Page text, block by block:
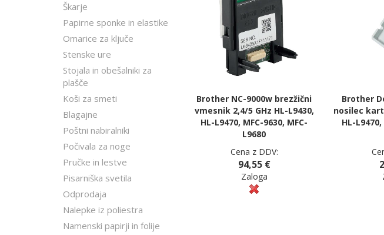
Škarje
Papirne sponke in elastike
Omarice za ključe
Stenske ure
Stojala in obešalniki za
plašče
Koši za smeti
Blagajne
Poštni nabiralniki
Počivala za noge
Pručke in lestve
Pisarniška svetila
Odprodaja
Nalepke iz poliestra
Namenski papirji in folije
Brother NC-9000w brezžični
vmesnik 2,4/5 GHz HL-L9430,
HL-L9470, MFC-9630, MFC-
L9680
Cena z DDV:
94,55 €
Zaloga
Brother
nosilec
HL-L9470,